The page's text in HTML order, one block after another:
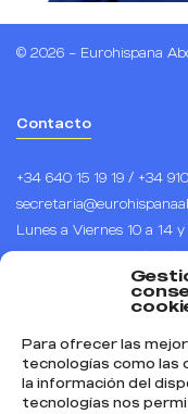
Para ofrecer las
tecnologías como las
la información del
tecnologías nos
© 2026 – Eurohispana
Contacto
+34 640 15 19 19 / +34
Lunes a Viernes 10 a 14 y
Horario de España (CET),
Calle Arenal 1, piso 1,
Síguenos
Instagram